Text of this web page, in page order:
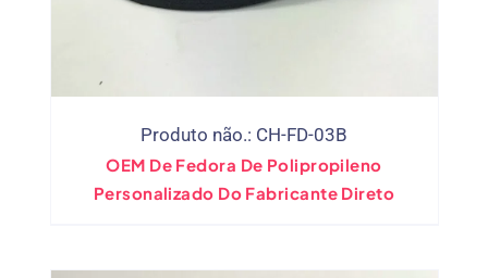
Produto não.: CH-FD-03B
OEM De Fedora De Polipropileno
Personalizado Do Fabricante Direto